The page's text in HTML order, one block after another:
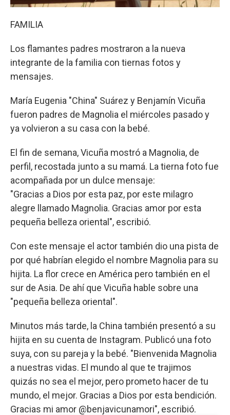
FAMILIA
Los flamantes padres mostraron a la nueva
integrante de la familia con tiernas fotos y
mensajes.
María Eugenia "China" Suárez y Benjamín Vicuña
fueron padres de Magnolia el miércoles pasado y
ya volvieron a su casa con la bebé.
El fin de semana, Vicuña mostró a Magnolia, de
perfil, recostada junto a su mamá. La tierna foto fue
acompañada por un dulce mensaje:
"Gracias a Dios por esta paz, por este milagro
alegre llamado Magnolia. Gracias amor por esta
pequeña belleza oriental", escribió.
Con este mensaje el actor también dio una pista de
por qué habrían elegido el nombre Magnolia para su
hijita. La flor crece en América pero también en el
sur de Asia. De ahí que Vicuña hable sobre una
"pequeña belleza oriental".
Minutos más tarde, la China también presentó a su
hijita en su cuenta de Instagram. Publicó una foto
suya, con su pareja y la bebé. "Bienvenida Magnolia
a nuestras vidas. El mundo al que te trajimos
quizás no sea el mejor, pero prometo hacer de tu
mundo, el mejor. Gracias a Dios por esta bendición.
Gracias mi amor @benjavicunamori", escribió.